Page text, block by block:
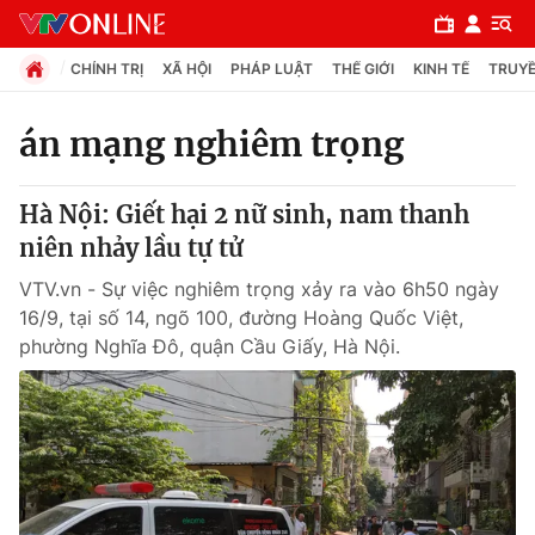
Chuyên mục
Chính trị
Xã hội
Pháp luật
Y tế
Thế giới
CHÍNH TRỊ XÃ HỘI PHÁP LUẬT THẾ GIỚI KINH TẾ
án mạng nghiêm trọng
Hà Nội: Giết hại 2 nữ sinh, nam thanh
niên nhảy lầu tự tử
VTV.vn - Sự việc nghiêm trọng xảy ra vào 6h50 ngày
16/9, tại số 14, ngõ 100, đường Hoàng Quốc Việt,
phường Nghĩa Đô, quận Cầu Giấy, Hà Nội.